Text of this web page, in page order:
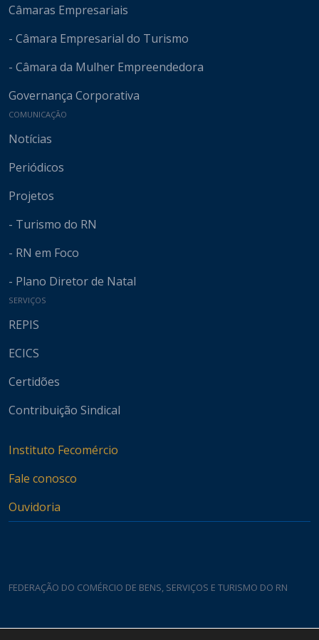
Câmaras Empresariais
- Câmara Empresarial do Turismo
- Câmara da Mulher Empreendedora
Governança Corporativa
COMUNICAÇÃO
Notícias
Periódicos
Projetos
- Turismo do RN
- RN em Foco
- Plano Diretor de Natal
SERVIÇOS
REPIS
ECICS
Certidões
Contribuição Sindical
Instituto Fecomércio
Fale conosco
Ouvidoria
FEDERAÇÃO DO COMÉRCIO DE BENS, SERVIÇOS E TURISMO DO RN